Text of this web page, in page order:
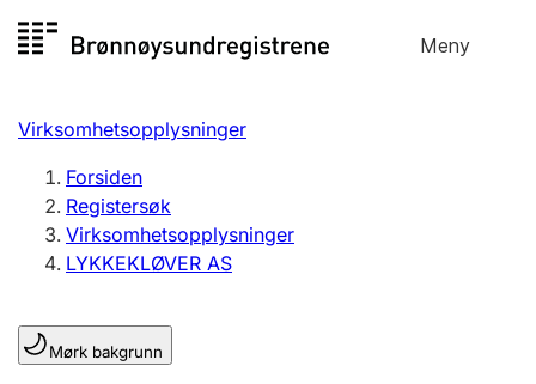
til
Meny
Registersøk
Aksjeselskap
Enkeltpersonforetak
Registrere, endre, slette
Lag og forening
Virksomhetsopplysninger
Forsiden
Registersøk
Virksomhetsopplysninger
LYKKEKLØVER AS
Mørk bakgrunn